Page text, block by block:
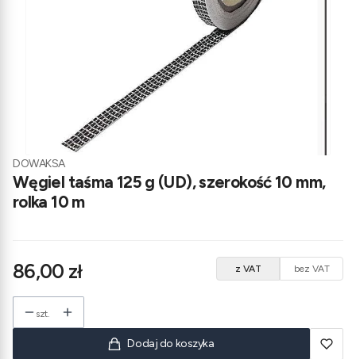
DOWAKSA
Węgiel taśma 125 g (UD), szerokość 10 mm,
rolka 10 m
z VAT bez VAT
Cena
86,00 zł
szt.
Dodaj do koszyka